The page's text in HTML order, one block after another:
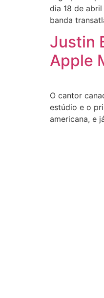
dia 18 de
banda
Justin
Apple
O cantor
estúdio e o
americana, e